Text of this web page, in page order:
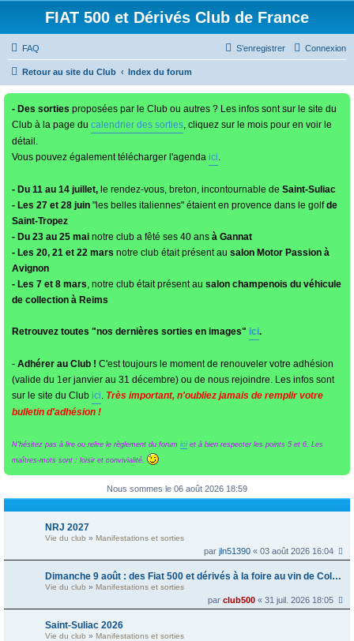
FIAT 500 et Dérivés Club de France
FAQ Connexion
S’enregistrer
Retour au site du Club Index du forum
- Des sorties proposées par le Club ou autres ? Les infos sont sur le site du
Club à la page du calendrier des sorties, cliquez sur le mois pour en voir le
détail.
Vous pouvez également télécharger l'agenda ici.
- Du 11 au 14 juillet, le rendez-vous, breton, incontournable de Saint-Suliac
- Les 27 et 28 juin "les belles italiennes" étaient en provence dans le golfde
Saint-Tropez
- Du 23 au 25 mai notre club a fêté ses 40 ans à Gannat
- Les 20, 21 et 22 mars notre club était présent au salon Motor Passion à
Avignon
- Les 7 et 8 mars, notre club était présent au salon champenois du véhicule
de collection à Reims
Retrouvez toutes "nos dernières sorties en images" ici.
- Adhérer au Club ! C'est toujours le moment de renouveler votre adhésion
(valide du 1er janvier au 31 décembre) ou de nous rejoindre. Les infos sont
sur le site du Club ici. Très important, n'oubliez jamais de remplir votre
bulletin d'adhésion !
N'hésitez pas à lire ou relire le règlement du forum ici et à bien respecter les points 5 et 6. Les
maîtres-mots sont : loisir et convivialité.
Nous sommes le 06 août 2026 18:59
NRJ 2027
Vie du club » Manifestations et sorties
parjln51390 « 03 août 2026 16:04
Dimanche 9 août : des Fiat 500 et dérivés à la foire au vin de Colmar
Vie du club » Manifestations et sorties
parclub500 « 31 juil. 2026 18:05
Saint-Suliac 2026
Vie du club » Manifestations et sorties